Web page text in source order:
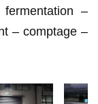
–
– ​​comptage –